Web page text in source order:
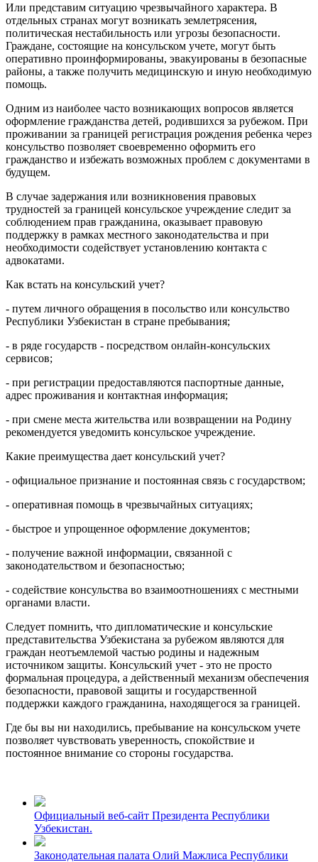
Или представим ситуацию чрезвычайного характера. В
отдельных странах могут возникать землетрясения,
политическая нестабильность или угрозы безопасности.
Граждане, состоящие на консульском учете, могут быть
оперативно проинформированы, эвакуированы в безопасные
районы, а также получить медицинскую и иную необходимую
помощь.
Одним из наиболее часто возникающих вопросов является
оформление гражданства детей, родившихся за рубежом. При
проживании за границей регистрация рождения ребенка через
консульство позволяет своевременно оформить его
гражданство и избежать возможных проблем с документами в
будущем.
В случае задержания или возникновения правовых
трудностей за границей консульское учреждение следит за
соблюдением прав гражданина, оказывает правовую
поддержку в рамках местного законодательства и при
необходимости содействует установлению контакта с
адвокатами.
Как встать на консульский учет?
- путем личного обращения в посольство или консульство
Республики Узбекистан в стране пребывания;
- в ряде государств - посредством онлайн-консульских
сервисов;
- при регистрации предоставляются паспортные данные,
адрес проживания и контактная информация;
- при смене места жительства или возвращении на Родину
рекомендуется уведомить консульское учреждение.
Какие преимущества дает консульский учет?
- официальное признание и постоянная связь с государством;
- оперативная помощь в чрезвычайных ситуациях;
- быстрое и упрощенное оформление документов;
- получение важной информации, связанной с
законодательством и безопасностью;
- содействие консульства во взаимоотношениях с местными
органами власти.
Следует помнить, что дипломатические и консульские
представительства Узбекистана за рубежом являются для
граждан неотъемлемой частью родины и надежным
источником защиты. Консульский учет - это не просто
формальная процедура, а действенный механизм обеспечения
безопасности, правовой защиты и государственной
поддержки каждого гражданина, находящегося за границей.
Где бы вы ни находились, пребывание на консульском учете
позволяет чувствовать уверенность, спокойствие и
постоянное внимание со стороны государства.
Официальный веб-сайт Президента Республики
Узбекистан.
Законодательная палата Олий Мажлиса Республики